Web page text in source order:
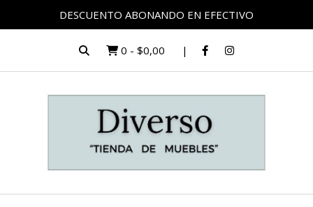
DESCUENTO ABONANDO EN EFECTIVO
0 - $0,00